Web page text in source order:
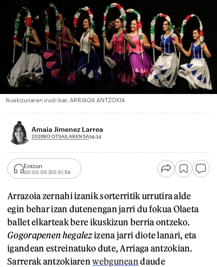
Ikuskizunaren irudi bat. ARRIAGA ANTZOKIA
Amaia Jimenez Larrea
2026KO OTSAILAREN 5A14:34
Entzun
00:00:00 00:01:59
Arrazoia zernahi izanik sorterritik urrutira alde
egin behar izan dutenengan jarri du fokua Olaeta
ballet elkarteak bere ikuskizun berria ontzeko.
Gogorapenen hegalezizena jarri diote lanari, eta
igandean estreinatuko dute, Arriaga antzokian.
Sarrerak antzokiarenwebguneandaude